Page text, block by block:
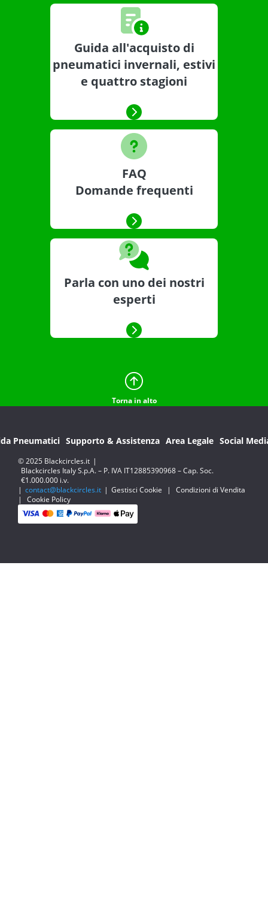
Guida all'acquisto di
pneumatici invernali, estivi
e quattro stagioni
FAQ
Domande frequenti
Parla con uno dei nostri
esperti
Torna in alto
Pneumatici Supporto & Assistenza Area Legale Social
© 2025 Blackcircles.it |
Blackcircles Italy S.p.A. – P. IVA IT12885390968 – Cap. Soc.
€1.000.000 i.v.
| contact@blackcircles.it | Gestisci Cookie |
Condizioni di Vendita
|
Cookie Policy